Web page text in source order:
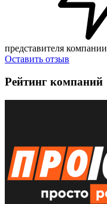
представителя компании
Оставить отзыв
Рейтинг компаний